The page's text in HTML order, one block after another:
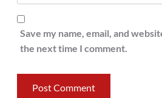
Save my name, email, and
the next time I comment.